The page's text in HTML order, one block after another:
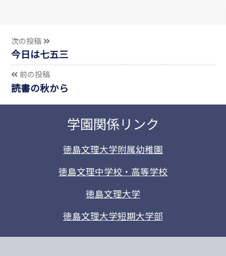
次の投稿
今日は七五三
前の投稿
読書の秋から
学園関係リンク
徳島文理大学附属幼稚園
徳島文理中学校・高等学校
徳島文理大学
徳島文理大学短期大学部